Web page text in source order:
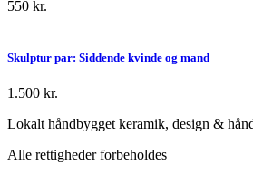
550 kr.
Skulptur par: Siddende kvinde og mand
1.500 kr.
Lokalt håndbygget keramik, design &
Alle rettigheder forbeholdes